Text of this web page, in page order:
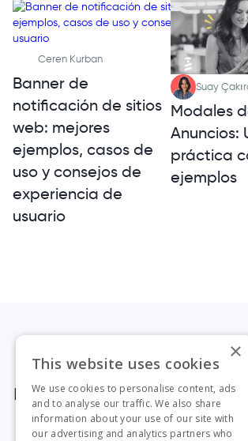
Ceren Kurban
Banner de
notificación de sitios
web: mejores
ejemplos, casos de
uso y consejos de
experiencia de
usuario
Suay
Modales
Anuncios:
práctica
ejemplos
1.000+ equipos ya
negocio con la
UserGuiding
×
This website uses cookies
We use cookies to personalise content, ads
and to analyse our traffic. We also share
information about your use of our site with
our advertising and analytics partners who